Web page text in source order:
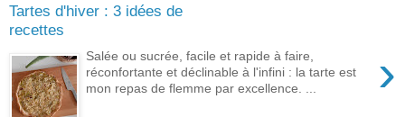
Tartes d'hiver : 3 idées de
recettes
›
Salée ou sucrée, facile et rapide à faire,
réconfortante et déclinable à l'infini : la tarte est
mon repas de flemme par excellence. ...